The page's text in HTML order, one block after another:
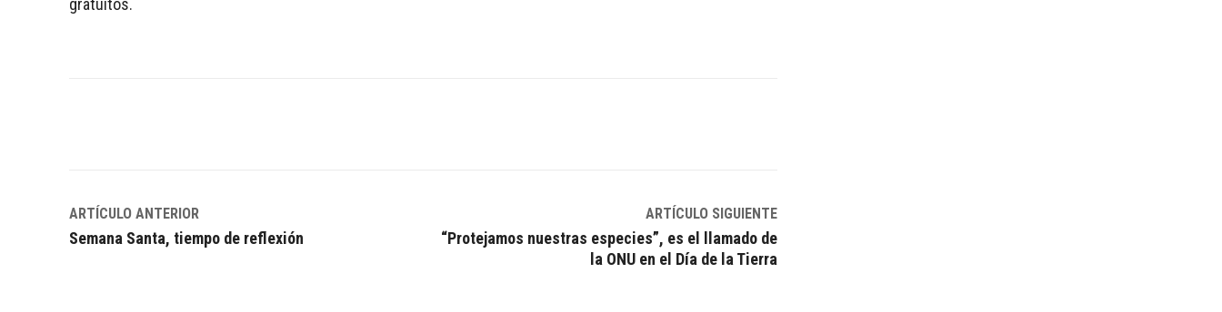
gratuitos.
ARTÍCULO ANTERIOR
Semana Santa, tiempo de reflexión
ARTÍCULO SIGUIENTE
“Protejamos nuestras especies”, es el llamado de
la ONU en el Día de la Tierra